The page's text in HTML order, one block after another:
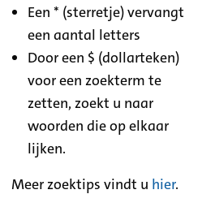
Een * (sterretje) vervangt
een aantal letters
Door een $ (dollarteken)
voor een zoekterm te
zetten, zoekt u naar
woorden die op elkaar
lijken.
Meer zoektips vindt u hier.